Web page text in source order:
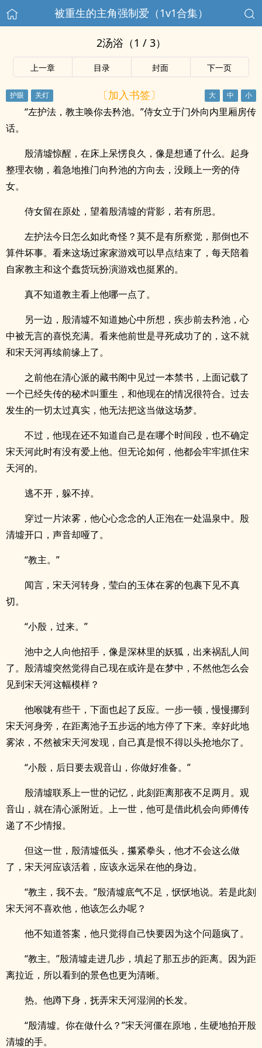
被重生的主角强制爱（1v1合集）
2汤浴（1 / 3）
上一章 目录 封面 下一页
〔加入书签〕
“左护法，教主唤你去矜池。”侍女立于门外向内里厢房传
话。
殷清墟惊醒，在床上呆愣良久，像是想通了什么。起身
整理衣物，着急地推门向矜池的方向去，没顾上一旁的侍
女。
侍女留在原处，望着殷清墟的背影，若有所思。
左护法今日怎么如此奇怪？莫不是有所察觉，那倒也不
算件坏事。看来这场过家家游戏可以早点结束了，每天陪着
自家教主和这个蠢货玩扮演游戏也挺累的。
真不知道教主看上他哪一点了。
另一边，殷清墟不知道她心中所想，疾步前去矜池，心
中被无言的喜悦充满。看来他前世是寻死成功了的，这不就
和宋天河再续前缘上了。
之前他在清心派的藏书阁中见过一本禁书，上面记载了
一个已经失传的秘术叫重生，和他现在的情况很符合。过去
发生的一切太过真实，他无法把这当做这场梦。
不过，他现在还不知道自己是在哪个时间段，也不确定
宋天河此时有没有爱上他。但无论如何，他都会牢牢抓住宋
天河的。
逃不开，躲不掉。
穿过一片浓雾，他心心念念的人正泡在一处温泉中。殷
清墟开口，声音却哑了。
“教主。”
闻言，宋天河转身，莹白的玉体在雾的包裹下见不真
切。
“小殷，过来。”
池中之人向他招手，像是深林里的妖狐，出来祸乱人间
了。殷清墟突然觉得自己现在或许是在梦中，不然他怎么会
见到宋天河这幅模样？
他喉咙有些干，下面也起了反应。一步一顿，慢慢挪到
宋天河身旁，在距离池子五步远的地方停了下来。幸好此地
雾浓，不然被宋天河发现，自己真是恨不得以头抢地尔了。
“小殷，后日要去观音山，你做好准备。”
殷清墟联系上一世的记忆，此刻距离那夜不足两月。观
音山，就在清心派附近。上一世，他可是借此机会向师傅传
递了不少情报。
但这一世，殷清墟低头，攥紧拳头，他才不会这么做
了，宋天河应该活着，应该永远呆在他的身边。
“教主，我不去。”殷清墟底气不足，恹恹地说。若是此刻
宋天河不喜欢他，他该怎么办呢？
他不知道答案，他只觉得自己快要因为这个问题疯了。
“教主。”殷清墟走进几步，填起了那五步的距离。因为距
离拉近，所以看到的景色也更为清晰。
热。他蹲下身，抚弄宋天河湿润的长发。
“殷清墟。你在做什么？”宋天河僵在原地，生硬地拍开殷
清墟的手。